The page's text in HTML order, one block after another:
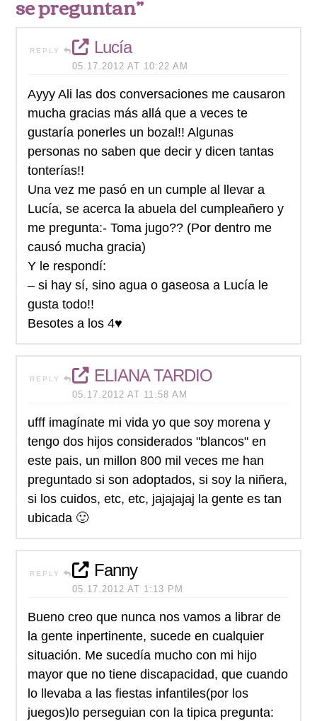
REPLY Lucía
05.17.2012 AT 10:22 AM
Ayyy Ali las dos conversaciones me causaron
mucha gracias más allá que a veces te
gustaría ponerles un bozal!! Algunas
personas no saben que decir y dicen tantas
tonterías!!
Una vez me pasó en un cumple al llevar a
Lucía, se acerca la abuela del cumpleañero y
me pregunta:- Toma jugo?? (Por dentro me
causó mucha gracia)
Y le respondí:
– si hay sí, sino agua o gaseosa a Lucía le
gusta todo!!
Besotes a los 4♥
REPLY ELIANA TARDIO
05.17.2012 AT 11:58 AM
ufff imagínate mi vida yo que soy morena y
tengo dos hijos considerados "blancos" en
este pais, un millon 800 mil veces me han
preguntado si son adoptados, si soy la niñera,
si los cuidos, etc, etc, jajajajaj la gente es tan
ubicada 🙂
REPLY Fanny
05.17.2012 AT 1:13 PM
Bueno creo que nunca nos vamos a librar de
la gente inpertinente, sucede en cualquier
situación. Me sucedía mucho con mi hijo
mayor que no tiene discapacidad, que cuando
lo llevaba a las fiestas infantiles(por los
juegos)lo perseguian con la tipica pregunta: